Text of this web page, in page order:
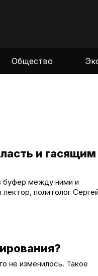
Общество
и гасящим
буфер между ними и
политолог Сергей
не изменилось. Такое